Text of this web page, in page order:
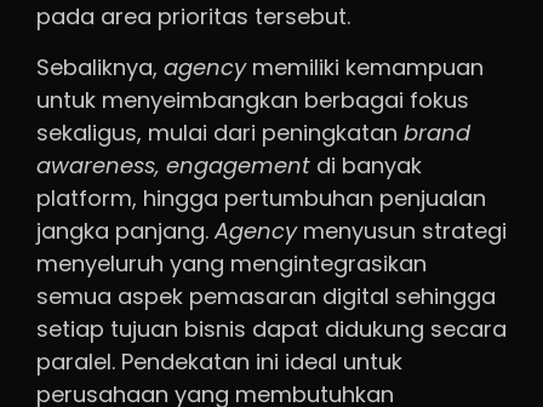
pada area prioritas tersebut.
Sebaliknya, agency memiliki kemampuan
untuk menyeimbangkan berbagai fokus
sekaligus, mulai dari peningkatan brand
awareness, engagement di banyak
platform, hingga pertumbuhan penjualan
jangka panjang. Agencymenyusun strategi
menyeluruh yang mengintegrasikan
semua aspek pemasaran digital sehingga
setiap tujuan bisnis dapat didukung secara
paralel. Pendekatan ini ideal untuk
perusahaan yang membutuhkan